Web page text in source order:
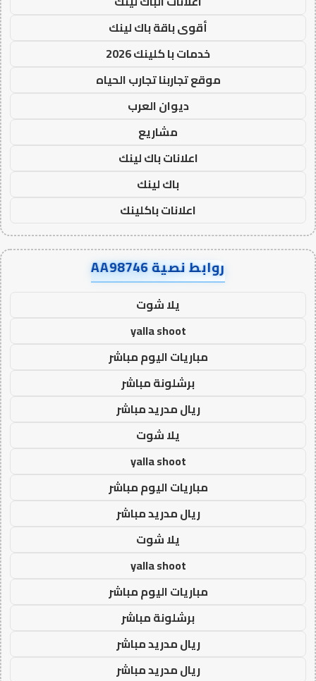
أقوى باقة باك لينك
خدمات با كلينك 2026
موقع تجاربنا تجارب الحياه
ديوان العرب
مشاريع
اعلانات باك لينك
باك لينك
اعلانات باكلينك
روابط نصية AA98746
يلا شوت
yalla shoot
مباريات اليوم مباشر
برشلونة مباشر
ريال مدريد مباشر
يلا شوت
yalla shoot
مباريات اليوم مباشر
ريال مدريد مباشر
يلا شوت
yalla shoot
مباريات اليوم مباشر
برشلونة مباشر
ريال مدريد مباشر
ريال مدريد مباشر